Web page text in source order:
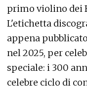
primo violino dei
L'etichetta
appena
nel 2025, per
speciale: i 300
celebre ciclo di